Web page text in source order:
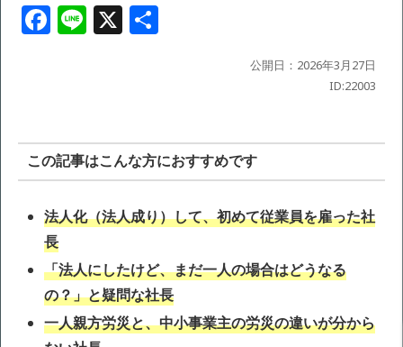
F
a
b
o
o
k
Li
n
X
公開日：2026年3月27日
ID:22003
この記事はこんな方におすすめです
法人化（法人成り）して、初めて従業員を雇った社
長
「法人にしたけど、まだ一人の場合はどうなる
の？」と疑問な社長
一人親方労災と、中小事業主の労災の違いが分から